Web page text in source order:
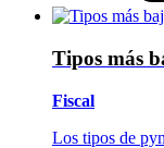
Tipos más
Fiscal
Los tipos de